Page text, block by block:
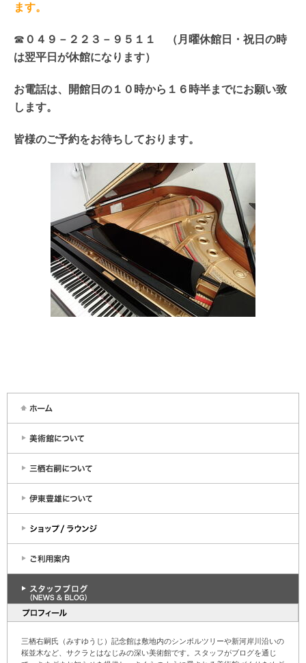
三栖右嗣氏（みすゆうじ）記念館は敷地内のシンボルツリーや新河岸川沿いの
桜並木など、サクラとはなじみの深い美術館です。スタッフがブログを通じ
ます。
☎ ０４９－２２３－９５１１ （月曜休館日・祝日の時
は翌平日が休館になります）
お電話は、開館日の１０時から１６時半までにお願い致
します。
皆様のご予約をお待ちしております。